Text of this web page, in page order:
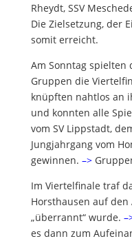
Rheydt, SSV
Die Zielsetzung, der
somit erreicht.
Am Sonntag spielten
Gruppen die
knüpften nahtlos an
und konnten alle
vom SV Lippstadt,
Jungjahrgang vom
gewinnen. –>
Im Viertelfinale traf
Horsthausen auf den
„überrannt“ wurde.
es dann zum